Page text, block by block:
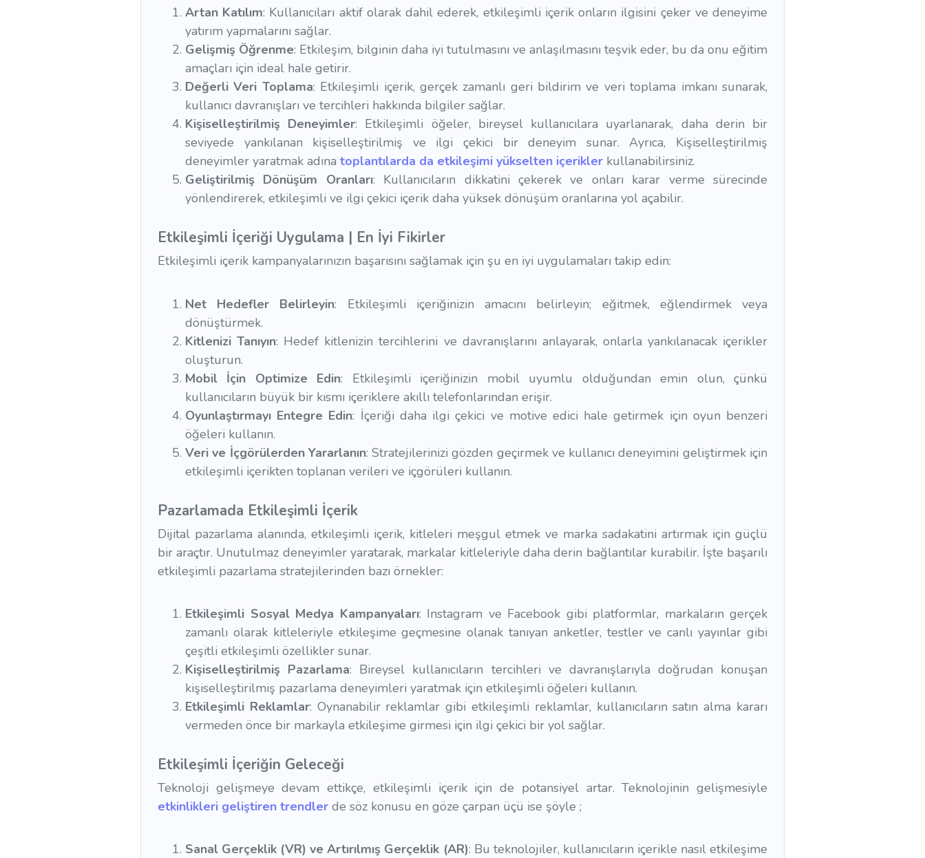
Artan Katılım: Kullanıcıları aktif olarak dahil ederek, etkileşimli içerik onların ilgisini çeker ve deneyime
yatırım yapmalarını sağlar.
Gelişmiş Öğrenme: Etkileşim, bilginin daha iyi tutulmasını ve anlaşılmasını teşvik eder, bu da onu eğitim
amaçları için ideal hale getirir.
Değerli Veri Toplama: Etkileşimli içerik, gerçek zamanlı geri bildirim ve veri toplama imkanı sunarak,
kullanıcı davranışları ve tercihleri hakkında bilgiler sağlar.
Kişiselleştirilmiş Deneyimler: Etkileşimli öğeler, bireysel kullanıcılara uyarlanarak, daha derin bir
seviyede yankılanan kişiselleştirilmiş ve ilgi çekici bir deneyim sunar. Ayrıca, Kişiselleştirilmiş
deneyimler yaratmak adına toplantılarda da etkileşimi yükselten içerikler kullanabilirsiniz.
Geliştirilmiş Dönüşüm Oranları: Kullanıcıların dikkatini çekerek ve onları karar verme sürecinde
yönlendirerek, etkileşimli ve ilgi çekici içerik daha yüksek dönüşüm oranlarına yol açabilir.
Etkileşimli İçeriği Uygulama | En İyi Fikirler
Etkileşimli içerik kampanyalarınızın başarısını sağlamak için şu en iyi uygulamaları takip edin:
Net Hedefler Belirleyin: Etkileşimli içeriğinizin amacını belirleyin; eğitmek, eğlendirmek veya
dönüştürmek.
Kitlenizi Tanıyın: Hedef kitlenizin tercihlerini ve davranışlarını anlayarak, onlarla yankılanacak içerikler
oluşturun.
Mobil İçin Optimize Edin: Etkileşimli içeriğinizin mobil uyumlu olduğundan emin olun, çünkü
kullanıcıların büyük bir kısmı içeriklere akıllı telefonlarından erişir.
Oyunlaştırmayı Entegre Edin: İçeriği daha ilgi çekici ve motive edici hale getirmek için oyun benzeri
öğeleri kullanın.
Veri ve İçgörülerden Yararlanın: Stratejilerinizi gözden geçirmek ve kullanıcı deneyimini geliştirmek için
etkileşimli içerikten toplanan verileri ve içgörüleri kullanın.
Pazarlamada Etkileşimli İçerik
Dijital pazarlama alanında, etkileşimli içerik, kitleleri meşgul etmek ve marka sadakatini artırmak için güçlü
bir araçtır. Unutulmaz deneyimler yaratarak, markalar kitleleriyle daha derin bağlantılar kurabilir. İşte başarılı
etkileşimli pazarlama stratejilerinden bazı örnekler:
Etkileşimli Sosyal Medya Kampanyaları: Instagram ve Facebook gibi platformlar, markaların gerçek
zamanlı olarak kitleleriyle etkileşime geçmesine olanak tanıyan anketler, testler ve canlı yayınlar gibi
çeşitli etkileşimli özellikler sunar.
Kişiselleştirilmiş Pazarlama: Bireysel kullanıcıların tercihleri ve davranışlarıyla doğrudan konuşan
kişiselleştirilmiş pazarlama deneyimleri yaratmak için etkileşimli öğeleri kullanın.
Etkileşimli Reklamlar: Oynanabilir reklamlar gibi etkileşimli reklamlar, kullanıcıların satın alma kararı
vermeden önce bir markayla etkileşime girmesi için ilgi çekici bir yol sağlar.
Etkileşimli İçeriğin Geleceği
Teknoloji gelişmeye devam ettikçe, etkileşimli içerik için de potansiyel artar. Teknolojinin gelişmesiyle
etkinlikleri geliştiren trendler de söz konusu en göze çarpan üçü ise şöyle ;
Sanal Gerçeklik (VR) ve Artırılmış Gerçeklik (AR): Bu teknolojiler, kullanıcıların içerikle nasıl etkileşime